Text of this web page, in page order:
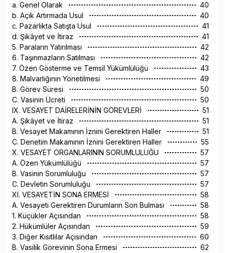
a. Genel Olarak
40
b. Açık Artırmada Usul
40
c. Pazarlıkta Satışta Usul
41
d. Şikâyet ve İtiraz
41
5. Paraların Yatırılması
42
6. Taşınmazların Satılması
42
7. Özen Gösterme ve Temsil Yükümlülüğü
43
8. Malvarlığının Yönetilmesi
49
B. Görev Süresi
50
C. Vasinin Ücreti
50
IX. VESAYET DAİRELERİNİN GÖREVLERİ
51
A. Şikâyet ve İtiraz
51
B. Vesayet Makamının İznini Gerektiren Haller
51
C. Denetim Makamının İznini Gerektiren Haller
55
X. VESAYET ORGANLARININ SORUMLULUĞU
57
A. Özen Yükümlülüğü
57
B. Vasinin Sorumluluğu
57
C. Devletin Sorumluluğu
57
XI. VESAYETİN SONA ERMESİ
58
A. Vesayeti Gerektiren Durumların Son Bulması
58
1. Küçükler Açısından
58
2. Hükümlüler Açısından
59
3. Diğer Kısıtlılar Açısından
60
B. Vasilik Görevinin Sona Ermesi
62